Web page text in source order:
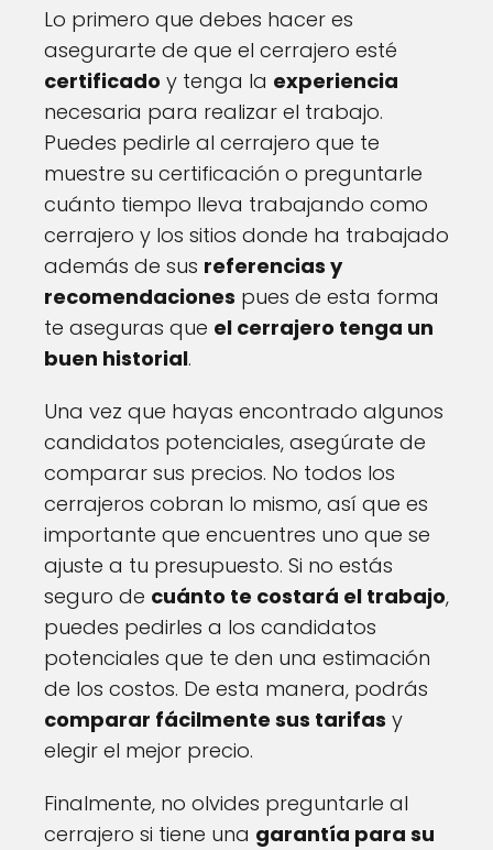
Lo primero que debes hacer es
asegurarte de que el cerrajero esté
certificado y tenga la experiencia
necesaria para realizar el trabajo.
Puedes pedirle al cerrajero que te
muestre su certificación o preguntarle
cuánto tiempo lleva trabajando como
cerrajero y los sitios donde ha trabajado
además de sus referencias y
recomendaciones pues de esta forma
te aseguras que el cerrajero tenga un
buen historial.
Una vez que hayas encontrado algunos
candidatos potenciales, asegúrate de
comparar sus precios. No todos los
cerrajeros cobran lo mismo, así que es
importante que encuentres uno que se
ajuste a tu presupuesto. Si no estás
seguro de cuánto te costará el trabajo,
puedes pedirles a los candidatos
potenciales que te den una estimación
de los costos. De esta manera, podrás
comparar fácilmente sus tarifas y
elegir el mejor precio.
Finalmente, no olvides preguntarle al
cerrajero si tiene una garantía para su